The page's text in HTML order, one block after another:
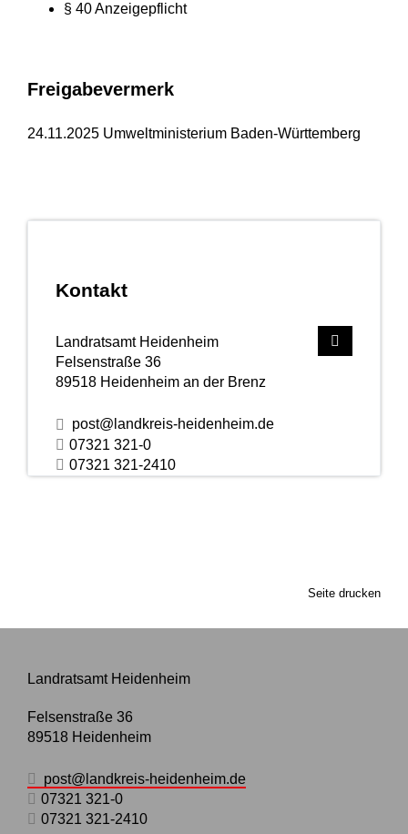
Kontakt
Landratsamt Heidenheim
Felsenstraße 36
89518 Heidenheim an der Brenz
post@landkreis-heidenheim.de
07321 321-0
07321 321-2410
§ 40 Anzeigepflicht
Freigabevermerk
24.11.2025 Umweltministerium Baden-Württemberg
Seite drucken
Landratsamt Heidenheim
Felsenstraße 36
89518 Heidenheim
post@landkreis-heidenheim.de
07321 321-0
07321 321-2410